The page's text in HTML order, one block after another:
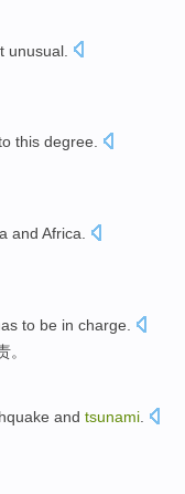
unusual
this degree.
and Africa
to be in charge
。
and tsunami